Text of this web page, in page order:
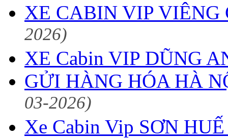
XE CABIN VIP
2026)
XE Cabin VIP DŨNG
GỬI HÀNG HÓA HÀ
03-2026)
Xe Cabin Vip SƠN